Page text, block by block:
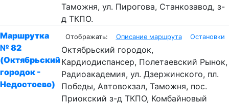
Таможня, ул. Пирогова, Станкозавод, з-
д ТКПО.
Маршрутка
№ 82
(Октябрьский
городок -
Недостоево)
Описание маршрута Остановки
Октябрьский городок,
Кардиодиспансер, Полетаевский Рынок,
Радиоакадемия, ул. Дзержинского, пл.
Победы, Автовокзал, Таможня, пос.
Приокский з-д ТКПО, Комбайновый